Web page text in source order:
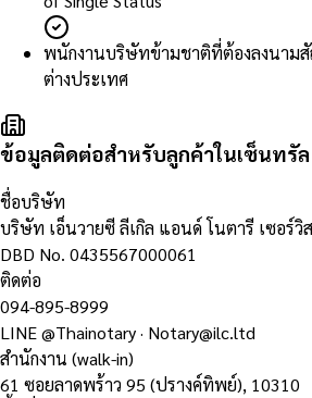
พนักงานบริษัทข้ามชาติที่ต้องลงนาม
ต่างประเทศ
ข้อมูลติดต่อสำหรับลูกค้าในเซ็นทรัล
ชื่อบริษัท
บริษัท เอ็นวายซี ลีเกิล แอนด์ โนตารี เซอร์วิ
DBD No. 0435567000061
ติดต่อ
094-895-8999
LINE@Thainotary· Notary@ilc.ltd
สำนักงาน (walk-in)
61 ซอยลาดพร้าว 95 (ปรางค์ทิพย์), 10310